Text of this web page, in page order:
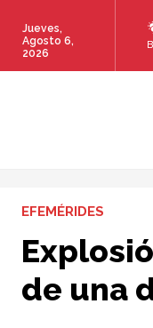
Jueves,
Agosto 6,
2026
EFEMÉRIDES
de una